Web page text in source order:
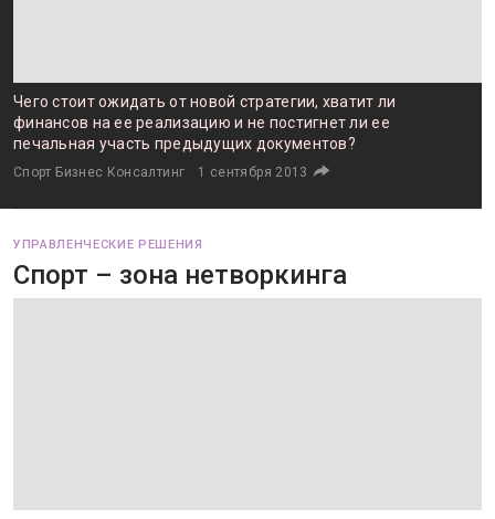
Чего стоит ожидать от новой стратегии, хватит ли
финансов на ее реализацию и не постигнет ли ее
печальная участь предыдущих документов?
Спорт Бизнес Консалтинг 1 сентября 2013
УПРАВЛЕНЧЕСКИЕ РЕШЕНИЯ
Спорт – зона нетворкинга